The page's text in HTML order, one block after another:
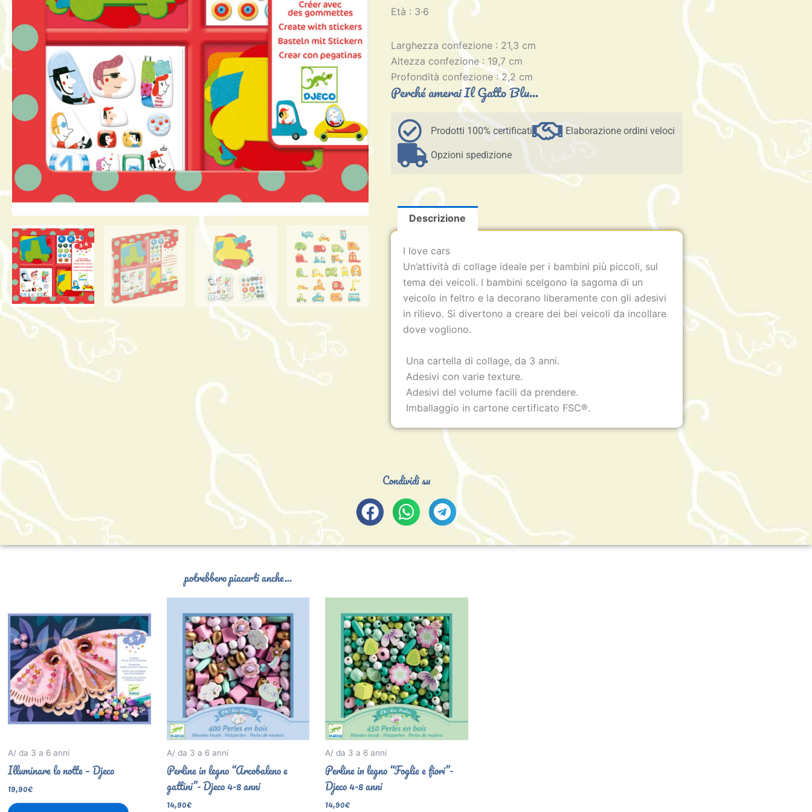
Età : 3·6
Larghezza confezione : 21,3 cm
Altezza confezione : 19,7 cm
Profondità confezione : 2,2 cm
Perché amerai Il Gatto Blu...
Prodotti 100% certificati Elaborazione ordini veloci
Opzioni spedizione
Descrizione
I love cars
Un’attività di collage ideale per i bambini più piccoli, sul
tema dei veicoli. I bambini scelgono la sagoma di un
veicolo in feltro e la decorano liberamente con gli adesivi
in rilievo. Si divertono a creare dei bei veicoli da incollare
dove vogliono.
Una cartella di collage, da 3 anni.
Adesivi con varie texture.
Adesivi del volume facili da prendere.
Imballaggio in cartone certificato FSC®.
Condividi su
potrebbero piacerti anche...
A/ da 3 a 6 anni
Illuminare la notte – Djeco
19,90€
A/ da 3 a 6 anni
Perline in legno “Arcobaleno e
gattini”- Djeco 4-8 anni
14,90€
A/ da 3 a 6 anni
Perline in legno “Foglie e fiori”-
Djeco 4-8 anni
14,90€